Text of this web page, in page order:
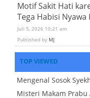
Motif Sakit Hati
Tega Habisi
Juli 5, 2026 10:21 am
Published by MJ
TOP VIEWED
Mengenal Sosok
Misteri Makam